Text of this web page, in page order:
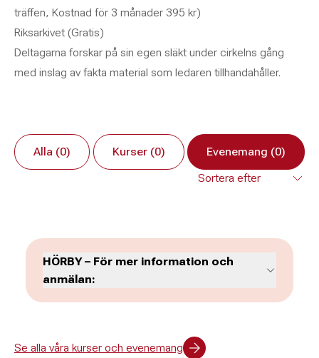
träffen, Kostnad för 3 månader 395 kr)
Riksarkivet (Gratis)
Deltagarna forskar på sin egen släkt under cirkelns gång
med inslag av fakta material som ledaren tillhandahåller.
Alla (0) Kurser (0) Evenemang (0)
HÖRBY – För mer information och
anmälan:
Administration
Se alla våra kurser och evenemang